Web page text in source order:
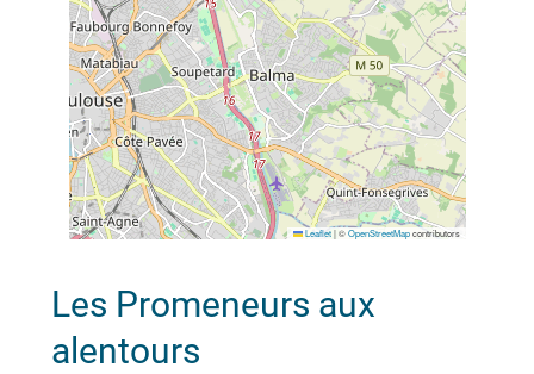
Leaflet |©OpenStreetMapcontributors
Les Promeneurs aux
alentours